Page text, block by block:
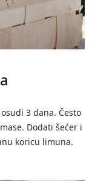
3 dana. Često
Dodati šećer i
koricu limuna.